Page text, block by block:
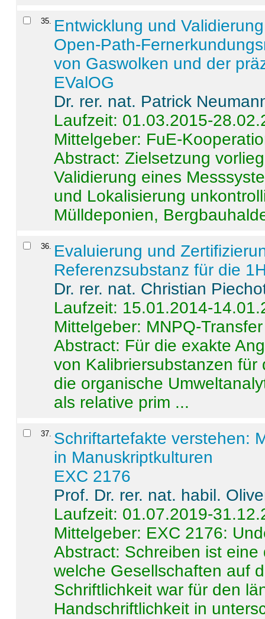
35. Entwicklung und
Open-Path-
von Gaswolken und der
EValOG
Dr. rer. nat. Patrick
Laufzeit: 01.03.2015-
Mittelgeber: FuE-
Abstract:Zielsetzung
Validierung eines
und Lokalisierung
Mülldeponien,
36. Evaluierung und
Referenzsubstanz für die
Dr. rer. nat. Christian
Laufzeit: 15.01.2014-
Mittelgeber: MNPQ-Transfer
Abstract: Für die exakte
von Kalibriersubstanzen
die organische
als relative prim ...
37. Schriftartefakte verstehen:
in Manuskriptkulturen
EXC 2176
Prof. Dr. rer. nat. habil.
Laufzeit: 01.07.2019-
Mittelgeber: EXC 2176:
Abstract: Schreiben ist
welche Gesellschaften auf
Schriftlichkeit war für den
Handschriftlichkeit in